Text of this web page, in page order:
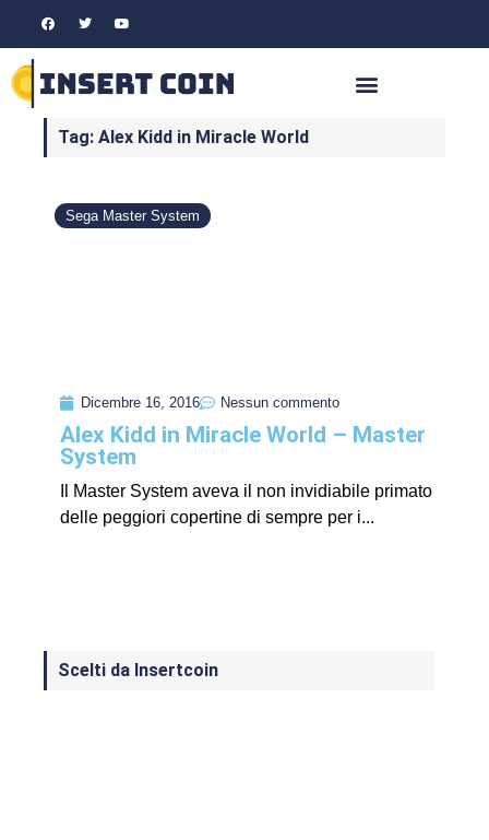
Tag: Alex Kidd in Miracle World
Sega Master System
Dicembre 16, 2016 Nessun commento
Alex Kidd in Miracle World – Master
System
Il Master System aveva il non invidiabile primato
delle peggiori copertine di sempre per i...
Scelti da Insertcoin